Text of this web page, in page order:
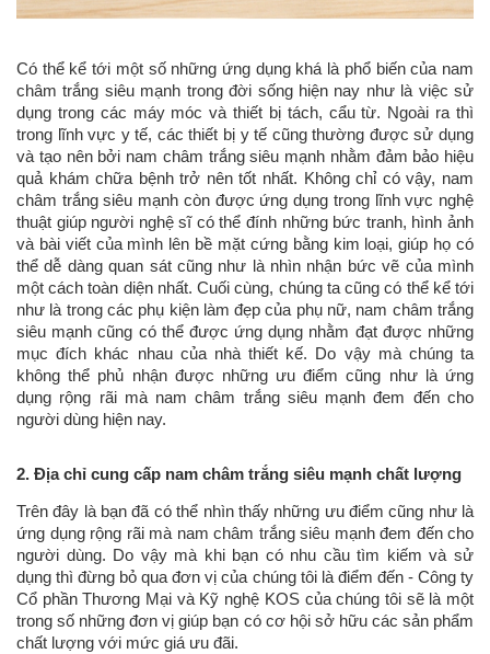
Có thể kể tới một số những ứng dụng khá là phổ biến của nam
châm trắng siêu mạnh trong đời sống hiện nay như là việc sử
dụng trong các máy móc và thiết bị tách, cẩu từ. Ngoài ra thì
trong lĩnh vực y tế, các thiết bị y tế cũng thường được sử dụng
và tạo nên bởi nam châm trắng siêu mạnh nhằm đảm bảo hiệu
quả khám chữa bệnh trở nên tốt nhất. Không chỉ có vậy, nam
châm trắng siêu mạnh còn được ứng dụng trong lĩnh vực nghệ
thuật giúp người nghệ sĩ có thể đính những bức tranh, hình ảnh
và bài viết của mình lên bề mặt cứng bằng kim loại, giúp họ có
thể dễ dàng quan sát cũng như là nhìn nhận bức vẽ của mình
một cách toàn diện nhất. Cuối cùng, chúng ta cũng có thể kể tới
như là trong các phụ kiện làm đẹp của phụ nữ, nam châm trắng
siêu mạnh cũng có thể được ứng dụng nhằm đạt được những
mục đích khác nhau của nhà thiết kế. Do vậy mà chúng ta
không thể phủ nhận được những ưu điểm cũng như là ứng
dụng rộng rãi mà nam châm trắng siêu mạnh đem đến cho
người dùng hiện nay.
2. Địa chỉ cung cấp nam châm trắng siêu mạnh chất lượng
Trên đây là bạn đã có thể nhìn thấy những ưu điểm cũng như là
ứng dụng rộng rãi mà nam châm trắng siêu mạnh đem đến cho
người dùng. Do vậy mà khi bạn có nhu cầu tìm kiếm và sử
dụng thì đừng bỏ qua đơn vị của chúng tôi là điểm đến - Công ty
Cổ phần Thương Mại và Kỹ nghệ KOS của chúng tôi sẽ là một
trong số những đơn vị giúp bạn có cơ hội sở hữu các sản phẩm
chất lượng với mức giá ưu đãi.